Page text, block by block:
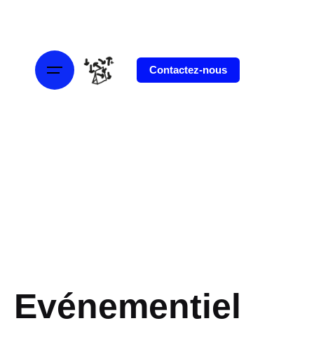
Contactez-nous
Evénementiel